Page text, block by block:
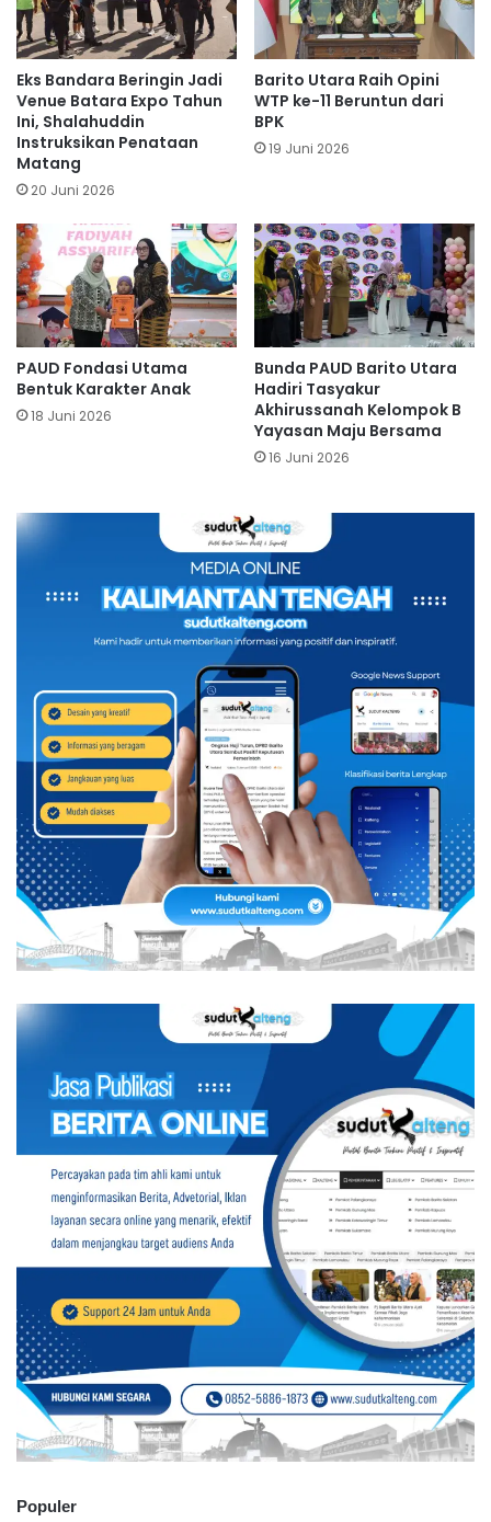
Eks Bandara Beringin Jadi
Venue Batara Expo Tahun
Ini, Shalahuddin
Instruksikan Penataan
Matang
20 Juni 2026
Barito Utara Raih Opini
WTP ke-11 Beruntun dari
BPK
19 Juni 2026
PAUD Fondasi Utama
Bentuk Karakter Anak
18 Juni 2026
Bunda PAUD Barito Utara
Hadiri Tasyakur
Akhirussanah Kelompok B
Yayasan Maju Bersama
16 Juni 2026
Populer